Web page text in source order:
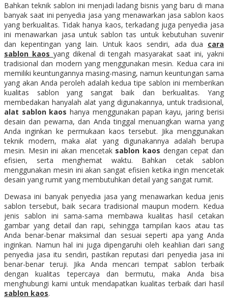
Bahkan teknik sablon ini menjadi ladang bisnis yang baru di mana
banyak saat ini penyedia jasa yang menawarkan jasa sablon kaos
yang berkualitas. Tidak hanya kaos, terkadang juga penyedia jasa
ini menawarkan jasa untuk sablon tas untuk kebutuhan suvenir
dan kepentingan yang lain. Untuk kaos sendiri, ada dua cara
sablon kaos yang dikenal di tengah masyarakat saat ini, yakni
tradisional dan modern yang menggunakan mesin. Kedua cara ini
memiliki keuntungannya masing-masing, namun keuntungan sama
yang akan Anda peroleh adalah kedua tipe sablon ini memberikan
kualitas sablon yang sangat baik dan berkualitas. Yang
membedakan hanyalah alat yang digunakannya, untuk tradisional,
alat sablon kaos hanya menggunakan papan kayu, jaring berisi
desain dan pewarna, dan Anda tinggal menuangkan warna yang
Anda inginkan ke permukaan kaos tersebut. Jika menggunakan
teknik modern, maka alat yang digunakannya adalah berupa
mesin. Mesin ini akan mencetak sablon kaos dengan cepat dan
efisien, serta menghemat waktu. Bahkan cetak sablon
menggunakan mesin ini akan sangat efisien ketika ingin mencetak
desain yang rumit yang membutuhkan detail yang sangat rumit.
Dewasa ini banyak penyedia jasa yang menawarkan kedua jenis
sablon tersebut, baik secara tradisional maupun modern. Kedua
jenis sablon ini sama-sama membawa kualitas hasil cetakan
gambar yang detail dan rapi, sehingga tampilan kaos atau tas
Anda benar-benar maksimal dan sesuai seperti apa yang Anda
inginkan. Namun hal ini juga dipengaruhi oleh keahlian dari sang
penyedia jasa itu sendiri, pastikan reputasi dari penyedia jasa ini
benar-benar teruji. Jika Anda mencari tempat sablon terbaik
dengan kualitas tepercaya dan bermutu, maka Anda bisa
menghubungi kami untuk mendapatkan kualitas terbaik dari hasil
sablon kaos.